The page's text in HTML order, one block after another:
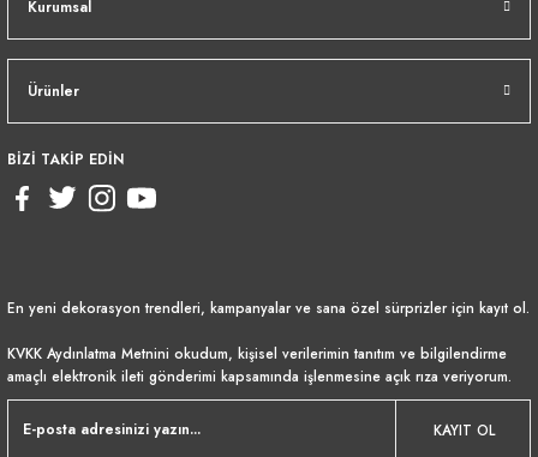
Kurumsal
Ürünler
BİZİ TAKİP EDİN
En yeni dekorasyon trendleri, kampanyalar ve sana özel sürprizler için kayıt ol.
KVKK Aydınlatma Metnini okudum, kişisel verilerimin tanıtım ve bilgilendirme
amaçlı elektronik ileti gönderimi kapsamında işlenmesine açık rıza veriyorum.
KAYIT OL